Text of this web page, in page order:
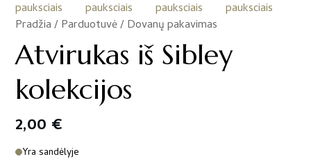
Pradžia/Parduotuvė/Dovanų pakavimas
/
Atvirukas iš Sibley
kolekcijos
2,00 €
Yra sandėlyje